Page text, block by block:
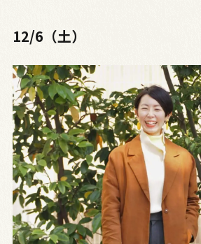
12/6（土）